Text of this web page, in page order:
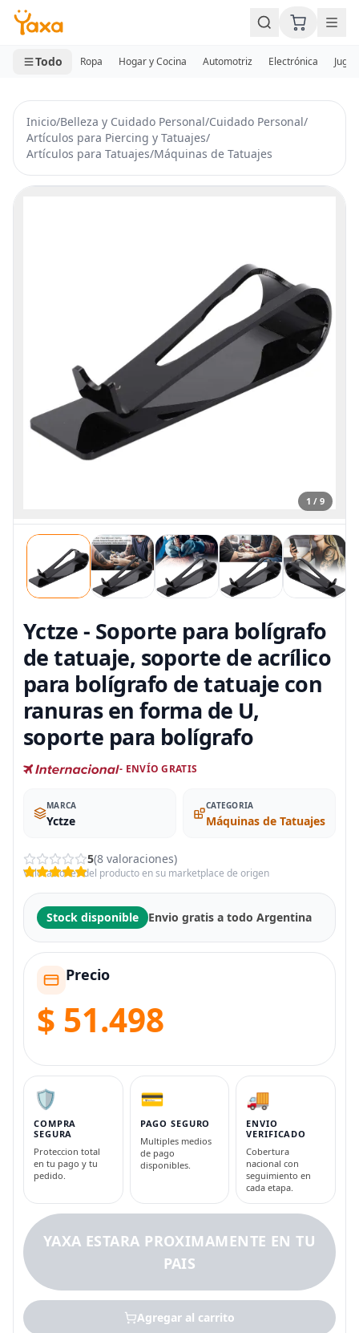
MINI CARRITO
0 productos
Todo Ropa Hogar y Cocina Automotriz Electrónica
Inicio/Belleza y Cuidado Personal/Cuidado Personal/
Artículos para Piercing y Tatuajes/
Artículos para Tatuajes/Máquinas de Tatuajes
1 / 9
Yctze - Soporte para bolígrafo
de tatuaje, soporte de acrílico
para bolígrafo de tatuaje con
ranuras en forma de U,
soporte para bolígrafo
- ENVÍO GRATIS
MARCA
Yctze
CATEGORIA
Máquinas de Tatuajes
5(8 valoraciones)
Valoraciones del producto en su marketplace de origen
Stock disponible Envio gratis a todo Argentina
Precio
$ 51.498
🛡️
COMPRA
SEGURA
Proteccion total
en tu pago y tu
pedido.
💳
PAGO SEGURO
Multiples medios
de pago
disponibles.
🚚
ENVIO
VERIFICADO
Cobertura
nacional con
seguimiento en
cada etapa.
YAXA ESTARA PROXIMAMENTE EN TU
PAIS
Agregar al carrito